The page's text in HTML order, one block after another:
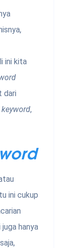
ini kita
dari
keyword,
ini cukup
hanya